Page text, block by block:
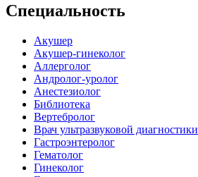
Специальность
Акушер
Акушер-гинеколог
Аллерголог
Андролог-уролог
Анестезиолог
Библиотека
Вертебролог
Врач ультразвуковой диагностики
Гастроэнтеролог
Гематолог
Гинеколог